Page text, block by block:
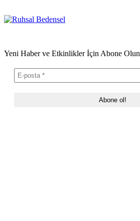
Yeni Haber ve Etkinlikler İçin Abone Olun